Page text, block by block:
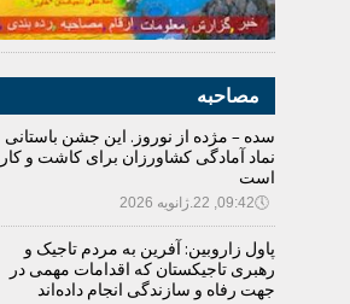
مصاحبه
سده – مژده از نوروز. این جشن باستانی
نماد آمادگی کشاورزان برای کاشت و کار
است
🕔09:42, 22.ژانویه 2026
پاول زاروبین: آفرین به مردم تاجیک و
رهبری تاجیکستان که اقدامات مهمی در
جهت رفاه و سازندگی انجام داده‌اند